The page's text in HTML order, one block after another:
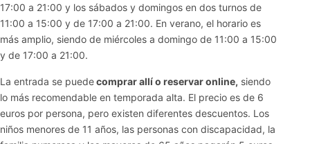
17:00 a 21:00 y los sábados y domingos en dos turnos de
11:00 a 15:00 y de 17:00 a 21:00. En verano, el horario es
más amplio, siendo de miércoles a domingo de 11:00 a 15:00
y de 17:00 a 21:00.
La entrada se puedecomprar allí o reservar online, siendo
lo más recomendable en temporada alta. El precio es de 6
euros por persona, pero existen diferentes descuentos. Los
niños menores de 11 años, las personas con discapacidad, la